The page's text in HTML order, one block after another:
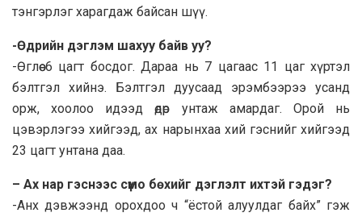
тэнгэрлэг харагдаж байсан шүү.
-Өдрийн дэглэм шахуу байв уу?
-Өглөө 6 цагт босдог. Дараа нь 7 цагаас 11 цаг хүртэл
бэлтгэл хийнэ. Бэлтгэл дуусаад эрэмбээрээ усанд
орж, хоолоо идээд өдөр унтаж амардаг. Орой нь
цэвэрлэгээ хийгээд, ах нарынхаа хий гэснийг хийгээд
23 цагт унтана даа.
– Ах нар гэснээс сүмо бөхийг дэглэлт ихтэй гэдэг?
-Анх дэвжээнд орохдоо ч “ёстой алуулдаг байх” гэж